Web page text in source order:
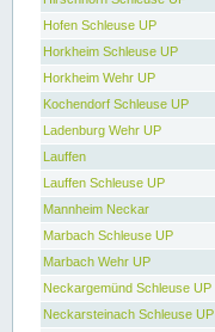
Hofen Schleuse UP
Horkheim Schleuse UP
Horkheim Wehr UP
Kochendorf Schleuse UP
Ladenburg Wehr UP
Lauffen
Lauffen Schleuse UP
Mannheim Neckar
Marbach Schleuse UP
Marbach Wehr UP
Neckargemünd Schleuse UP
Neckarsteinach Schleuse UP